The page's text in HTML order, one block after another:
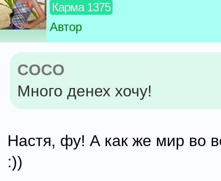
Карма 1375
Автор
COCO
Много денех хочу!
Настя, фу! А как же мир во
:))